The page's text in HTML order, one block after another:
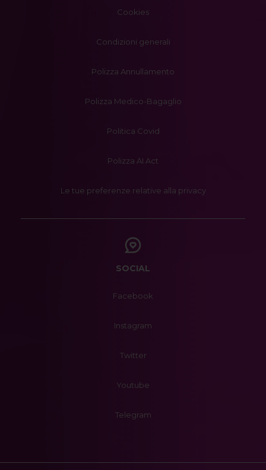
Cookies
Condizioni generali
Polizza Annullamento
Polizza Medico-Bagaglio
Politica Covid
Polizza AI Act
Le tue preferenze relative alla privacy
SOCIAL
Facebook
Instagram
Twitter
Youtube
Telegram